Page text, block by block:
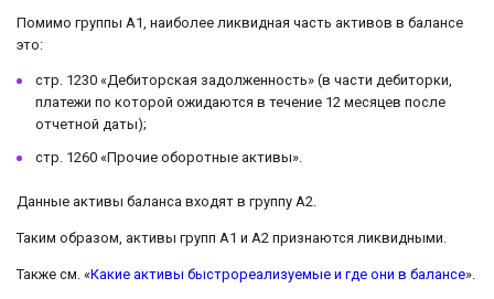
Помимо группы А1, наиболее ликвидная часть активов в балансе
это:
стр. 1230 «Дебиторская задолженность» (в части дебиторки,
платежи по которой ожидаются в течение 12 месяцев после
отчетной даты);
стр. 1260 «Прочие оборотные активы».
Данные активы баланса входят в группу А2.
Таким образом, активы групп А1 и А2 признаются ликвидными.
Также см. «Какие активы быстрореализуемые и где они в балансе».